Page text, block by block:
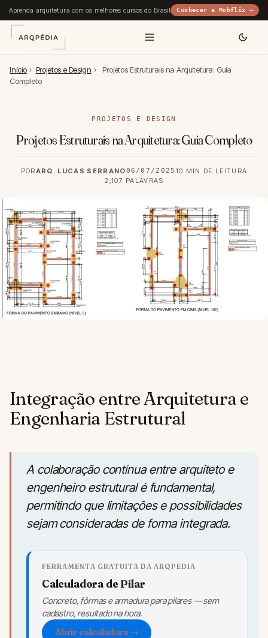
Aprenda arquitetura com os melhores cursos do Brasil Conhecer a Mobflix →
Início › Projetos e Design ›
Projetos Estruturais na Arquitetura: Guia
Completo
PROJETOS E DESIGN
Projetos Estruturais na Arquitetura: Guia Completo
PORARQ. LUCAS SERRANO06/07/2025 10 MIN DE LEITURA
2,107 PALAVRAS
Integração entre Arquitetura e
Engenharia Estrutural
A colaboração contínua entre arquiteto e
engenheiro estrutural é fundamental,
permitindo que limitações e possibilidades
sejam consideradas de forma integrada.
FERRAMENTA GRATUITA DA ARQPEDIA
Calculadora de Pilar
Concreto, fôrmas e armadura para pilares — sem
cadastro, resultado na hora.
Abrir calculadora →